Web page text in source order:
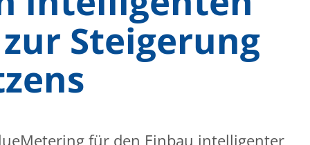
Steigerung
für den Einbau intelligenter